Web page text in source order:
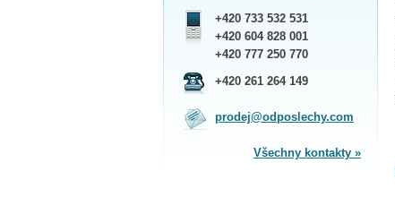
Dále zasíláme zboží Obchodním
balíkem České pošty nebo přepravní
službou PPL.
SHOWROOM PRAHA
Náš sortiment si můžete
prohlédnout, vyzkoušet a zakoupit
Jsme zkušení odborníci a rádi vám s
+420 733 532 531
+420 604 828 001
+420 777 250 770
+420 261 264 149
prodej@odposlechy.com
Všechny kontakty »